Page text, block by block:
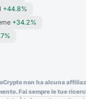
+44.8%
+34.2%
non ha alcuna
Fai sempre le tue